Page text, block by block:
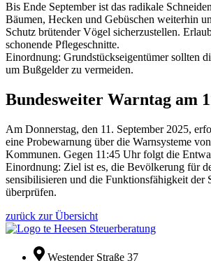
Bis Ende September ist das radikale
Bäumen, Hecken und Gebüschen weiterhin
Schutz brütender Vögel sicherzustellen.
schonende Pflegeschnitte.
Einordnung: Grundstückseigentümer sollten
um Bußgelder zu vermeiden.
Bundesweiter Warntag am
Am Donnerstag, den 11. September 2025,
eine Probewarnung über die Warnsysteme
Kommunen. Gegen 11:45 Uhr folgt die
Einordnung: Ziel ist es, die Bevölkerung für
sensibilisieren und die Funktionsfähigkeit der
überprüfen.
zurück zur Übersicht
Westender Straße 37